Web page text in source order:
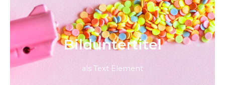
Bild­unter­titel
als Text Element